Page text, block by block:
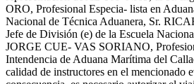
ORO, Profesional Especia- lista en
Nacional de Técnica Aduanera, Sr.
Jefe de División (e) de la Escuela
JORGE CUE- VAS SORIANO,
Intendencia de Aduana Marítima del
calidad de instructores en el mencionado